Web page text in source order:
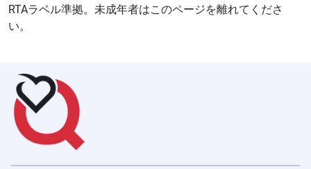
RTAラベル準拠。未成年者はこのページを離れてくださ
い。